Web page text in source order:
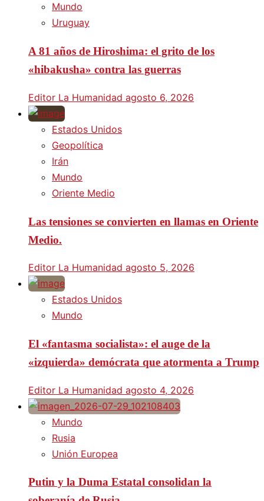
Mundo
Uruguay
A 81 años de Hiroshima: el grito de los
«hibakusha» contra las guerras
Editor La Humanidad agosto 6, 2026
Estados Unidos
Geopolítica
Irán
Mundo
Oriente Medio
Las tensiones se convierten en llamas en Oriente
Medio.
Editor La Humanidad agosto 5, 2026
Estados Unidos
Mundo
El «fantasma socialista»: el auge de la
«izquierda» demócrata que atormenta a Trump
Editor La Humanidad agosto 4, 2026
Mundo
Rusia
Unión Europea
Putin y la Duma Estatal consolidan la